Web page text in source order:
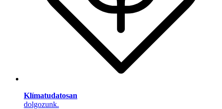
Klímatudatosan
dolgozunk.